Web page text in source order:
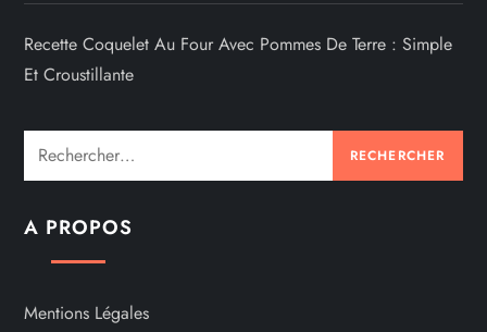
Recette Coquelet Au Four Avec Pommes De Terre : Simple
Et Croustillante
Rechercher :
A PROPOS
Mentions Légales